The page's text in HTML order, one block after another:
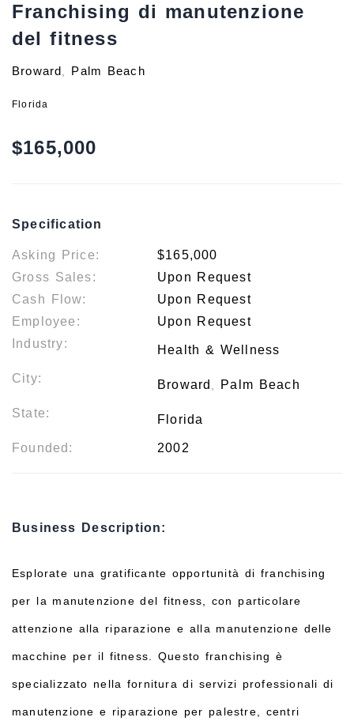
Franchising di manutenzione
del fitness
Broward , Palm Beach
Florida
$165,000
Specification
Asking Price:
$165,000
Gross Sales:
Upon Request
Cash Flow:
Upon Request
Employee:
Upon Request
Industry:
Health & Wellness
City: Broward , Palm Beach
State: Florida
Founded: 2002
Business Description:
Esplorate una gratificante opportunità di franchising
per la manutenzione del fitness, con particolare
attenzione alla riparazione e alla manutenzione delle
macchine per il fitness. Questo franchising è
specializzato nella fornitura di servizi professionali di
manutenzione e riparazione per palestre, centri